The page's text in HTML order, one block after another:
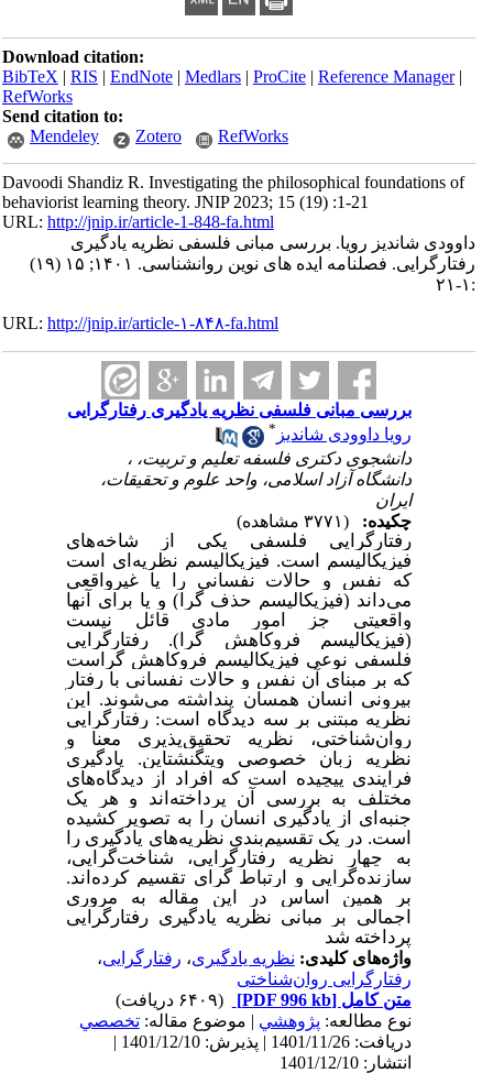
Download citation:
BibTeX|RIS|EndNote|Medlars|ProCite|Reference Manager
RefWorks
Send citation to:
Mendeley
Zotero RefWorks
Davoodi Shandiz R. Investigating the philosophical foundations of
behaviorist learning theory. JNIP 2023; 15 (19) :1-21
URL:http://jnip.ir/article-1-848-fa.html
داوودی شاندیز رویا. بررسی مبانی فلسفی نظریه یادگیری
رفتارگرایی. فصلنامه ایده های نوین روانشناسی. ۱۴۰۱; ۱۵ (۱۹)
URL:http://jnip.ir/article-۱-۸۴۸-fa.html
بررسی مبانی فلسفی نظریه یادگیری رفتارگرایی
رویا داوودی شاندیز *
دانشجوی دکتری فلسفه تعلیم و تربیت، ،
دانشگاه آزاد اسلامی، واحد علوم و تحقیقات،
ایران
چکیده:
رفتارگرایی فلسفی یکی از شاخه‌های
فیزیکالیسم است. فیزیکالیسم نظریه‌ای است
که نفس و حالات نفسانی را یا غیرواقعی
می‌داند (فیزیکالیسم حذف گرا) و یا برای آنها
واقعیتی جز امور مادی قائل نیست
(فیزیکالیسم فروکاهش گرا). رفتارگرایی
فلسفی نوعی فیزیکالیسم فروکاهش گراست
که بر مبنای آن نفس و حالات نفسانی با رفتار
بیرونی انسان همسان پنداشته می‌شوند. این
نظریه مبتنی بر سه دیدگاه است: رفتارگرایی
روان‌شناختی، نظریه تحقیق‌پذیری معنا و
نظریه زبان خصوصی ویتگنشتاین. یادگیری
فرایندی پیچیده است که افراد از دیدگاه‌های
مختلف به بررسی آن پرداخته‌اند و هر یک
جنبه‌ای از
یادگیری انسان را به تصویر کشیده
است. در یک تقسیم‌بندی نظریه‌های یادگیری را
به چهار نظریه
رفتارگرایی، شناخت‌گرایی،
سازنده‌گرایی و ارتباط گرای تقسیم کرده‌اند.
بر همین اساس در این مقاله به مروری
اجمالی بر مبانی نظریه یادگیری رفتارگرایی
پرداخته شد
واژه‌های کلیدی:نظریه یادگیری،رفتارگرایی،
رفتارگرایی روان‌شناختی
متن کامل[PDF 996 kb]
نوع مطالعه:پژوهشي| موضوع مقاله:تخصصي
دریافت: 1401/11/26 | پذیرش: 1401/12/10 |
انتشار: 1401/12/10